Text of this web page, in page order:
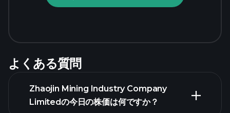
よくある質問
Zhaojin Mining Industry Company
Limitedの今日の株価は何ですか？